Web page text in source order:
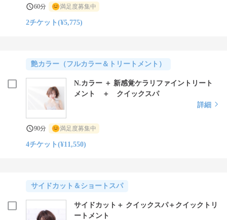
60分 満足度募集中
2チケット(¥5,775)
艶カラー（フルカラー＆トリートメント）
N.カラー ＋ 新感覚ケラリファイントリート
メント ＋ クイックスパ
詳細
90分 満足度募集中
4チケット(¥11,550)
サイドカット＆ショートスパ
サイドカット＋ クイックスパ＋クイックトリ
ートメント